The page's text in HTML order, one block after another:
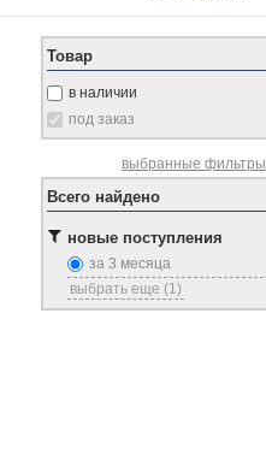
Товар
в наличии
под заказ
выбранные фильтры
Всего найдено
новые поступления
за 3 месяца
выбрать еще (1)